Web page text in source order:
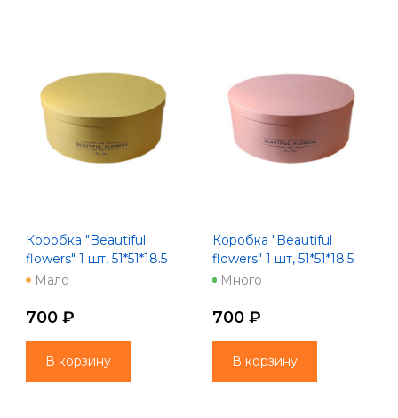
Коробка "Beautiful
flowers" 1 шт, 51*51*18.5
золото
Мало
700 ₽
В корзину
Коробка "Beautiful
flowers" 1 шт, 51*51*18.5
розовый
Много
700 ₽
В корзину